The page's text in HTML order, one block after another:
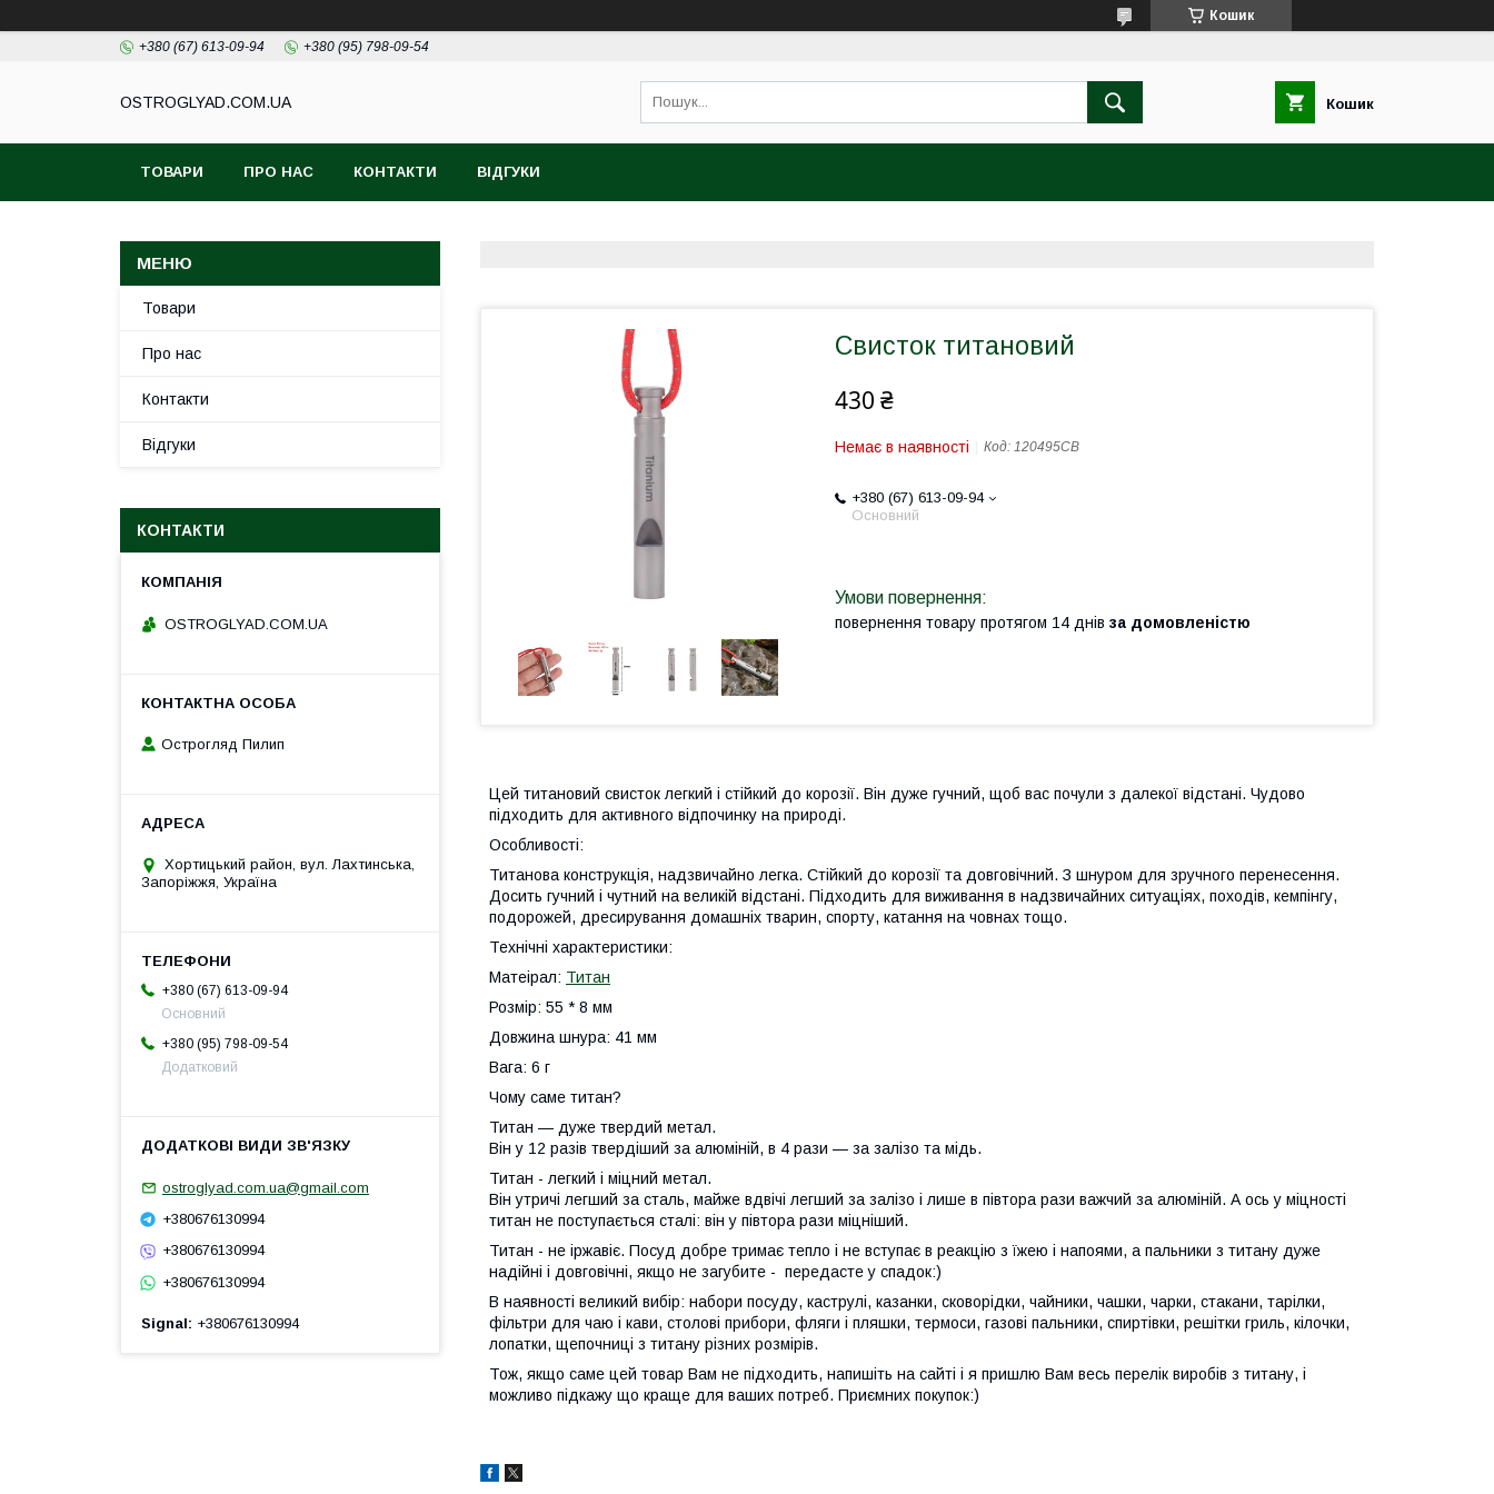
Кошик
+380 (67) 613-09-94 +380 (95) 798-09-54
ОSTROGLYAD.СOM.UA Кошик
ТОВАРИ ПРО НАС КОНТАКТИ ВІДГУКИ
Свисток титановий
430 ₴
Немає в наявності Код: 120495СВ
+380 (67) 613-09-94
Основний
повернення товару протягом 14 днів за домовленістю
Цей титановий свисток легкий і стійкий до корозії. Він дуже гучний, щоб вас почули з далекої відстані. Чудово
підходить для активного відпочинку на природі.
Особливості:
Титанова конструкція, надзвичайно легка. Стійкий до корозії та довговічний. З шнуром для зручного перенесення.
Досить гучний і чутний на великій відстані. Підходить для виживання в надзвичайних ситуаціях, походів, кемпінгу,
подорожей, дресирування домашніх тварин, спорту, катання на човнах тощо.
Технічні характеристики:
Матеірал: Титан
Розмір: 55 * 8 мм
Довжина шнура: 41 мм
Вага: 6 г
Чому саме титан?
Титан — дуже твердий метал.
Він у 12 разів твердіший за алюміній, в 4 рази — за залізо та мідь.
Титан - легкий і міцний метал.
Він утричі легший за сталь, майже вдвічі легший за залізо і лише в півтора рази важчий за алюміній. А ось у міцності
титан не поступається сталі: він у півтора рази міцніший.
Титан - не іржавіє. Посуд добре тримає тепло і не вступає в реакцію з їжею і напоями, а пальники з титану дуже
надійні і довговічні, якщо не загубите - передасте у спадок:)
В наявності великий вибір: набори посуду, каструлі, казанки, сковорідки, чайники, чашки, чарки, стакани, тарілки,
фільтри для чаю і кави, столові прибори, фляги і пляшки, термоси, газові пальники, спиртівки, решітки гриль, кілочки,
лопатки, щепочниці з титану різних розмірів.
Тож, якщо саме цей товар Вам не підходить, напишіть на сайті і я пришлю Вам весь перелік виробів з титану, і
можливо підкажу що краще для ваших потреб. Приємних покупок:)
Товари
Про нас
Контакти
Відгуки
КОНТАКТИ
ОSTROGLYAD.СOM.UA
Острогляд Пилип
Хортицький район, вул. Лахтинська,
Запоріжжя, Україна
+380 (67) 613-09-94
Основний
+380 (95) 798-09-54
Додатковий
ostroglyad.com.ua@gmail.com
+380676130994
+380676130994
+380676130994
Signal +380676130994